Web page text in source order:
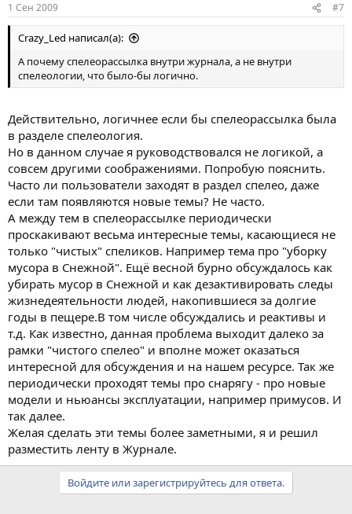
1 Сен 2009 #7
Crazy_Led написал(а):
А почему спелеорассылка внутри журнала, а не внутри
спелеологии, что было-бы логично.
Действительно, логичнее если бы спелеорассылка была
в разделе спелеология.
Но в данном случае я руководствовался не логикой, а
совсем другими соображениями. Попробую пояснить.
Часто ли пользователи заходят в раздел спелео, даже
если там появляются новые темы? Не часто.
А между тем в спелеорассылке периодически
проскакивают весьма интересные темы, касающиеся не
только "чистых" спеликов. Например тема про "уборку
мусора в Снежной". Ещё весной бурно обсуждалось как
убирать мусор в Снежной и как дезактивировать следы
жизнедеятельности людей, накопившиеся за долгие
годы в пещере.В том числе обсуждались и реактивы и
т.д. Как известно, данная проблема выходит далеко за
рамки "чистого спелео" и вполне может оказаться
интересной для обсуждения и на нашем ресурсе. Так же
периодически проходят темы про снарягу - про новые
модели и ньюансы эксплуатации, например примусов. И
так далее.
Желая сделать эти темы более заметными, я и решил
разместить ленту в Журнале.
Войдите или зарегистрируйтесь для ответа.